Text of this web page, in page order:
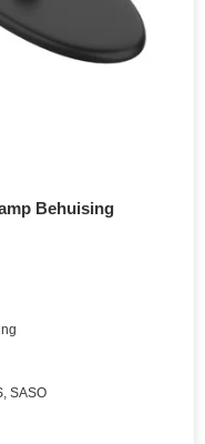
Behuising
SASO